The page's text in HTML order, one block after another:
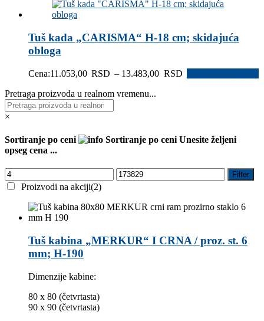
Tuš kada „CARISMA“ H-18 cm; skidajuća
obloga
Cena:11.053,00 RSD – 13.483,00 RSD
Pretraga proizvoda u realnom vremenu...
×
Sortiranje po ceni Sortiranje po ceni Unesite željeni
opseg cena ...
Filter
Proizvodi na akciji(2)
Tuš kabina „MERKUR“ I CRNA / proz. st. 6
mm; H-190
Dimenzije kabine:
80 x 80 (četvrtasta)
90 x 90 (četvrtasta)